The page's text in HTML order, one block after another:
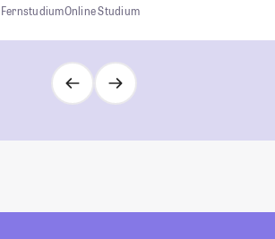
FernstudiumOnline Studium